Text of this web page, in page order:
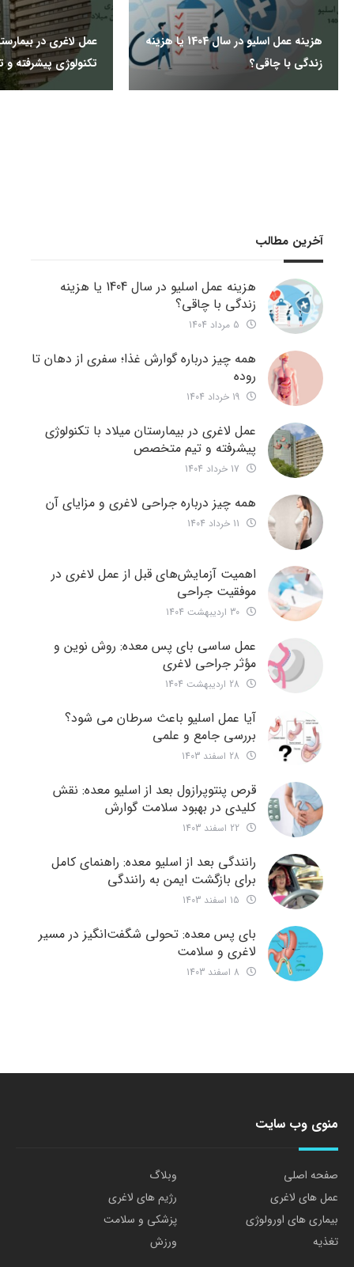
هزینه عمل اسلیو در سال 1404 یا هزینه
زندگی با چاقی؟
عمل لاغری در
تکنولوژی پیشرفته
آخرین مطالب
هزینه عمل اسلیو در سال 1404 یا هزینه
زندگی با چاقی؟
همه چیز درباره گوارش غذا؛ سفری از دهان تا
روده
عمل لاغری در بیمارستان میلاد با تکنولوژی
پیشرفته و تیم متخصص
همه چیز درباره جراحی لاغری و مزایای آن
اهمیت آزمایش‌های قبل از عمل لاغری در
موفقیت جراحی
عمل ساسی بای پس معده: روش نوین و
مؤثر جراحی لاغری
آیا عمل اسلیو باعث سرطان می شود؟
بررسی جامع و علمی
قرص پنتوپرازول بعد از اسلیو معده: نقش
کلیدی در بهبود سلامت گوارش
رانندگی بعد از اسلیو معده: راهنمای کامل
برای بازگشت ایمن به رانندگی
بای پس معده: تحولی شگفت‌انگیز در مسیر
لاغری و سلامت
منوی وب سایت
صفحه اصلی
وبلاگ
عمل های لاغری
رژیم های لاغری
بیماری های اورولوژی
پزشکی و سلامت
تغذیه
ورزش